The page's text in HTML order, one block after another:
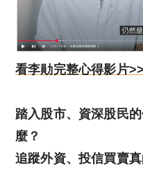
看李勛完整心得影片
踏入股市、資深股民
麼？
追蹤外資、投信買賣